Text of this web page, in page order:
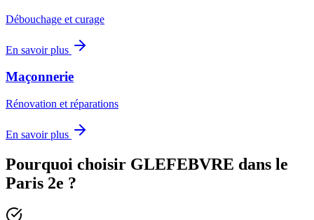
Débouchage et curage
En savoir plus
Maçonnerie
Rénovation et réparations
En savoir plus
Pourquoi choisir GLEFEBVRE dans le
Paris 2e ?